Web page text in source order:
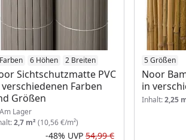
6 Höhen 2 Breiten
Sichtschutzmatte PVC
Farben
Größen
am Lager
Am Lager
2,7 m² (10,56 €/m²)
-48% UVP 54,99 €
5 Größen
Noor
in
Inhalt:2,25